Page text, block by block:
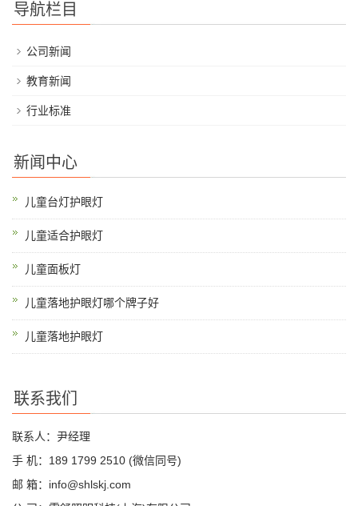
导航栏目
公司新闻
教育新闻
行业标准
新闻中心
儿童台灯护眼灯
儿童适合护眼灯
儿童面板灯
儿童落地护眼灯哪个牌子好
儿童落地护眼灯
联系我们
联系人：尹经理
手 机：189 1799 2510 (微信同号)
邮 箱：info@shlskj.com